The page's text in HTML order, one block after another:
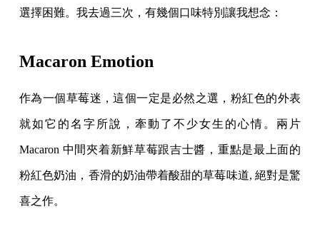
選擇困難。我去過三次，有幾個口味特別讓我想念：
Macaron Emotion
作為一個草莓迷，這個一定是必然之選，粉紅色的外表
就如它的名字所說，牽動了不少女生的心情。兩片
Macaron 中間夾着新鮮草莓跟吉士醬，重點是最上面的
粉紅色奶油，香滑的奶油帶着酸甜的草莓味道, 絕對是驚
喜之作。